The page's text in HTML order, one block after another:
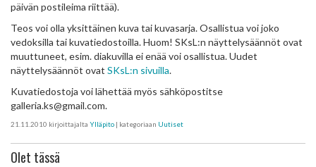
päivän postileima riittää).
Teos voi olla yksittäinen kuva tai kuvasarja. Osallistua voi joko
vedoksilla tai kuvatiedostoilla. Huom! SKsL:n näyttelysäännöt ovat
muuttuneet, esim. diakuvilla ei enää voi osallistua. Uudet
näyttelysäännöt ovat SKsL:n sivuilla.
Kuvatiedostoja voi lähettää myös sähköpostitse
galleria.ks@gmail.com.
21.11.2010 kirjoittajalta Ylläpito | kategoriaan Uutiset
Olet tässä